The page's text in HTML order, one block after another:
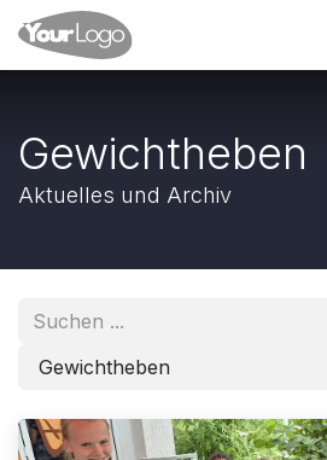
Zum Inhalt springen
Gewichtheben
Aktuelles und Archiv
Gewichtheben